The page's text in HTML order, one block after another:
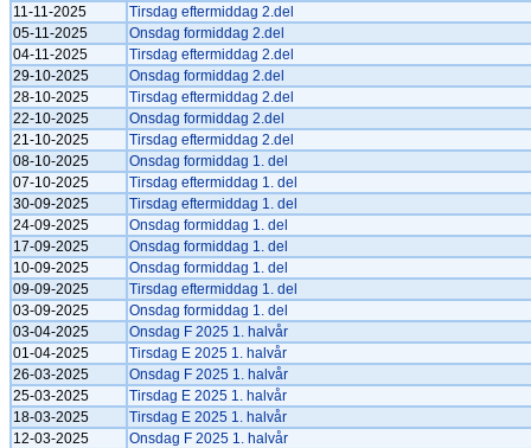
11-11-2025
Tirsdag eftermiddag 2.del
05-11-2025
Onsdag formiddag 2.del
04-11-2025
Tirsdag eftermiddag 2.del
29-10-2025
Onsdag formiddag 2.del
28-10-2025
Tirsdag eftermiddag 2.del
22-10-2025
Onsdag formiddag 2.del
21-10-2025
Tirsdag eftermiddag 2.del
08-10-2025
Onsdag formiddag 1. del
07-10-2025
Tirsdag eftermiddag 1. del
30-09-2025
Tirsdag eftermiddag 1. del
24-09-2025
Onsdag formiddag 1. del
17-09-2025
Onsdag formiddag 1. del
10-09-2025
Onsdag formiddag 1. del
09-09-2025
Tirsdag eftermiddag 1. del
03-09-2025
Onsdag formiddag 1. del
03-04-2025
Onsdag F 2025 1. halvår
01-04-2025
Tirsdag E 2025 1. halvår
26-03-2025
Onsdag F 2025 1. halvår
25-03-2025
Tirsdag E 2025 1. halvår
18-03-2025
Tirsdag E 2025 1. halvår
12-03-2025
Onsdag F 2025 1. halvår